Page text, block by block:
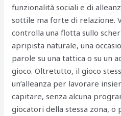
funzionalità sociali e di
sottile ma forte di relazione.
controlla una flotta sullo
apripista naturale, una
parole su una tattica o su un
gioco. Oltretutto, il gioco
un’alleanza per lavorare
capitare, senza alcuna
giocatori della stessa zona, o